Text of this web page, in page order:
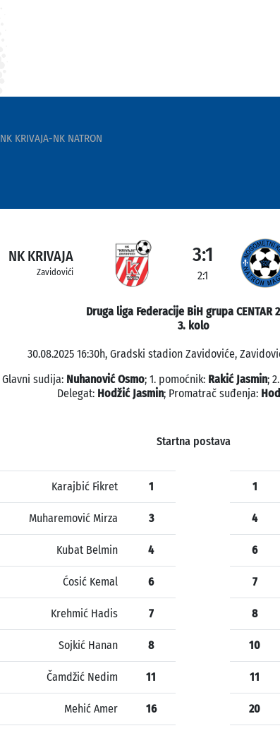
NK KRIVAJA-NK NATRON
NK KRIVAJA
Zavidovići
3:1
2:1
Druga liga Federacije BiH grupa CENTAR
3. kolo
30.08.2025 16:30h, Gradski stadion Zavidoviće,
Glavni sudija: Nuhanović Osmo; 1. pomoćnik: Rakić Jasmin;
Delegat: Hodžić Jasmin; Promatrač suđenja:
Startna postava
Karajbić Fikret 1
Muharemović Mirza 3
Kubat Belmin 4
Ćosić Kemal 6
Krehmić Hadis 7
Sojkić Hanan 8
Čamdžić Nedim 11
Mehić Amer 16
1
4
6
7
8
10
11
20